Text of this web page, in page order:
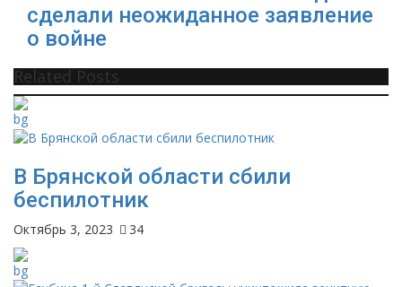
сделали неожиданное заявление
о войне
Related Posts
В Брянской области сбили
беспилотник
Октябрь 3, 2023 34